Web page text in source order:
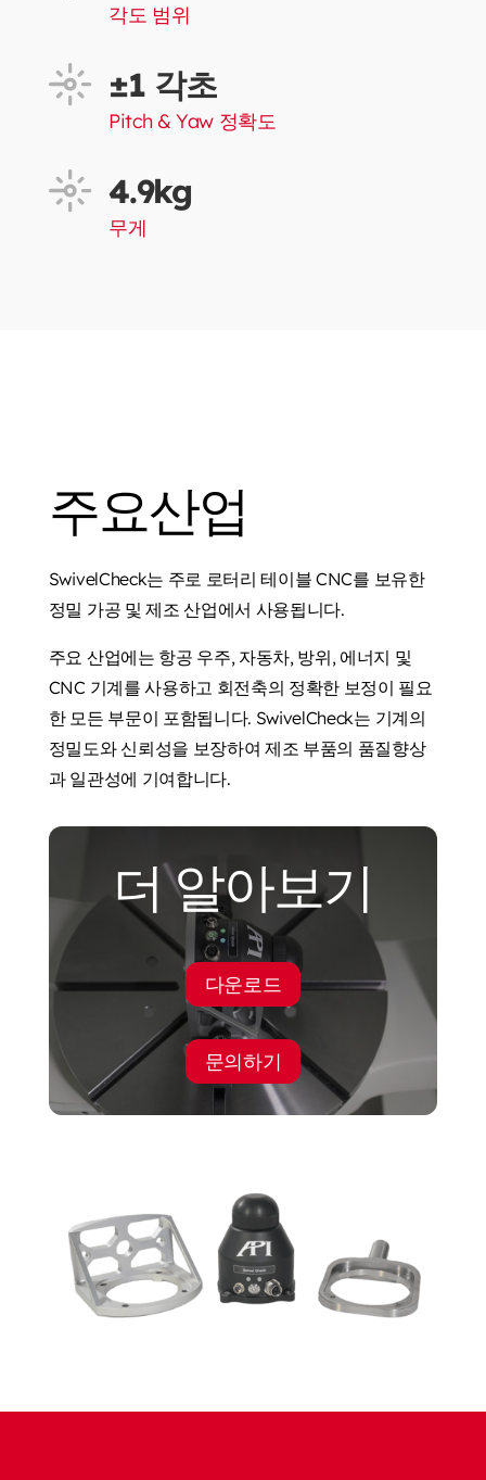
각도 범위
±1 각초
Pitch & Yaw 정확도
4.9kg
무게
주요산업
SwivelCheck는 주로 로터리 테이블 CNC를 보유한
정밀 가공 및 제조 산업에서 사용됩니다.
주요 산업에는 항공 우주, 자동차, 방위, 에너지 및
CNC 기계를 사용하고 회전축의 정확한 보정이 필요
한 모든 부문이 포함됩니다. SwivelCheck는 기계의
정밀도와 신뢰성을 보장하여 제조 부품의 품질향상
과 일관성에 기여합니다.
더 알아보기
다운로드
문의하기